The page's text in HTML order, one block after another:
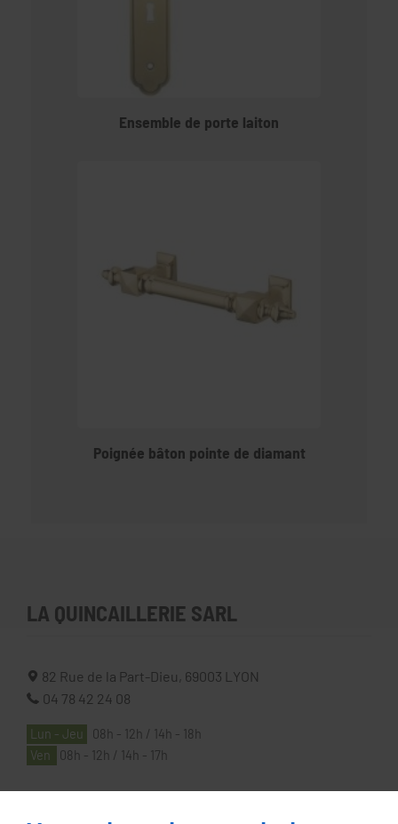
Ensemble de porte laiton
Poignée bâton pointe de diamant
LA QUINCAILLERIE SARL
82 Rue de la Part-Dieu, 69003
LYON
04 78 42 24 08
Lun - Jeu
08h - 12h / 14h - 18h
Ven
08h - 12h / 14h - 17h
À PROPOS